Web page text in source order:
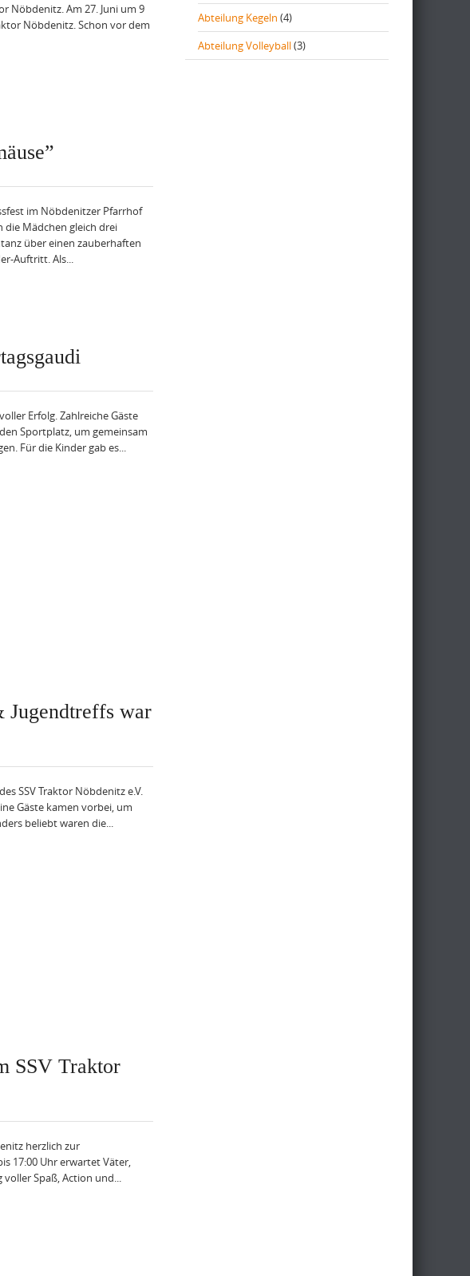
Nöbdenitz. Am 27. Juni um 9
Nöbdenitz. Schon vor dem
im Nöbdenitzer Pfarrhof
die Mädchen gleich drei
über einen zauberhaften
Auftritt. Als...
Erfolg. Zahlreiche Gäste
Sportplatz, um gemeinsam
Für die Kinder gab es...
Jugendtreffs war
SSV Traktor Nöbdenitz e.V.
Gäste kamen vorbei, um
beliebt waren die...
SSV Traktor
herzlich zur
17:00 Uhr erwartet Väter,
voller Spaß, Action und...
Abteilung Kegeln (4)
Abteilung Volleyball(3)